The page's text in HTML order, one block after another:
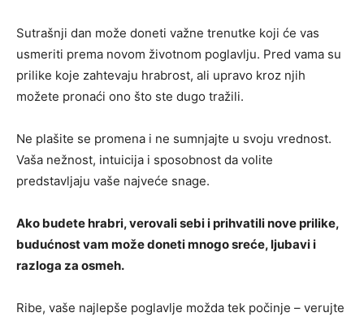
Sutrašnji dan može doneti važne trenutke koji će vas
usmeriti prema novom životnom poglavlju. Pred vama su
prilike koje zahtevaju hrabrost, ali upravo kroz njih
možete pronaći ono što ste dugo tražili.
Ne plašite se promena i ne sumnjajte u svoju vrednost.
Vaša nežnost, intuicija i sposobnost da volite
predstavljaju vaše najveće snage.
Ako budete hrabri, verovali sebi i prihvatili nove prilike,
budućnost vam može doneti mnogo sreće, ljubavi i
razloga za osmeh.
Ribe, vaše najlepše poglavlje možda tek počinje – verujte